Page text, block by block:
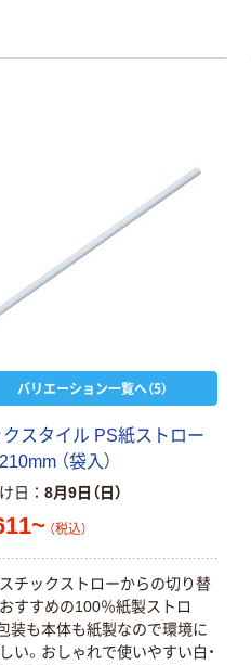
バリエーション一覧へ（5）
クスタイル PS紙ストロー
（袋入）
日 8月9日（日）
（税込）
チックストローからの切り替
すすめの100％紙製ストロ
装も本体も紙製なので環境に
い。おしゃれで使いやすい白・